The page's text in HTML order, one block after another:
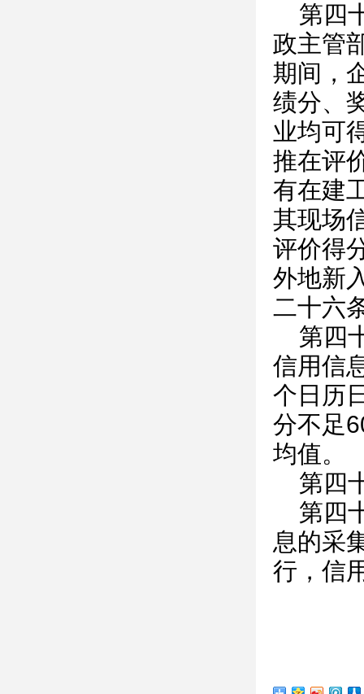
第四
政主管
期间，
绩分、
业均可
推在评
有在建
其现场
评价得
外地新
二十六
第四
信用信
个日历
分不足
均值。
第四
第四
息的采
行，信